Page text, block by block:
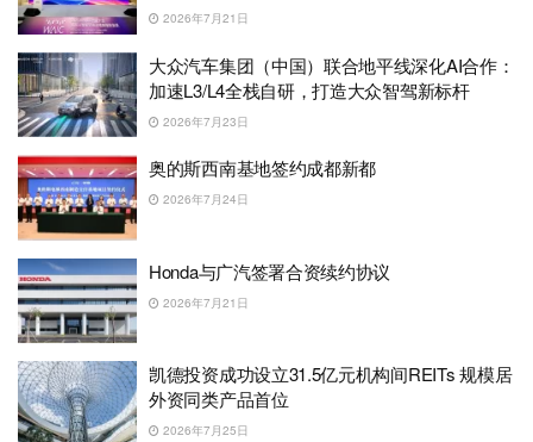
2026年7月21日
大众汽车集团（中国）联合地平线深化AI合作：
加速L3/L4全栈自研，打造大众智驾新标杆
2026年7月23日
奥的斯西南基地签约成都新都
2026年7月24日
Honda与广汽签署合资续约协议
2026年7月21日
凯德投资成功设立31.5亿元机构间REITs 规模居
外资同类产品首位
2026年7月25日